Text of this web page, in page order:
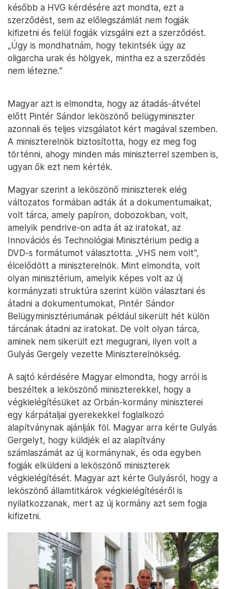
később a HVG kérdésére azt mondta, ezt a
szerződést, sem az előlegszámlát nem fogják
kifizetni és felül fogják vizsgálni ezt a szerződést.
„Úgy is mondhatnám, hogy tekintsék úgy az
oligarcha urak és hölgyek, mintha ez a szerződés
nem létezne.”
Magyar azt is elmondta, hogy az átadás-átvétel
előtt Pintér Sándor leköszönő belügyminiszter
azonnali és teljes vizsgálatot kért magával szemben.
A miniszterelnök biztosította, hogy ez meg fog
történni, ahogy minden más miniszterrel szemben is,
ugyan ők ezt nem kérték.
Magyar szerint a leköszönő miniszterek elég
változatos formában adták át a dokumentumaikat,
volt tárca, amely papíron, dobozokban, volt,
amelyik pendrive-on adta át az iratokat, az
Innovációs és Technológiai Minisztérium pedig a
DVD-s formátumot választotta. „VHS nem volt”,
élcelődött a miniszterelnök. Mint elmondta, volt
olyan minisztérium, amelyik képes volt az új
kormányzati struktúra szerint külön választani és
átadni a dokumentumokat, Pintér Sándor
Belügyminisztériumának például sikerült hét külön
tárcának átadni az iratokat. De volt olyan tárca,
aminek nem sikerült ezt megugrani, ilyen volt a
Gulyás Gergely vezette Miniszterelnökség.
A sajtó kérdésére Magyar elmondta, hogy arról is
beszéltek a leköszönő miniszterekkel, hogy a
végkielégítésüket az Orbán-kormány miniszterei
egy kárpátaljai gyerekekkel foglalkozó
alapítványnak ajánlják föl. Magyar arra kérte Gulyás
Gergelyt, hogy küldjék el az alapítvány
számlaszámát az új kormánynak, és oda egyben
fogják elküldeni a leköszönő miniszterek
végkielégítését. Magyar azt kérte Gulyásról, hogy a
leköszönő államtitkárok végkielégítéséről is
nyilatkozzanak, mert az új kormány azt sem fogja
kifizetni.